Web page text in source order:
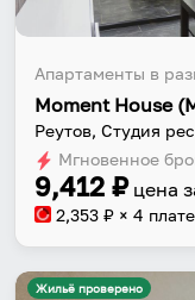
Апартаменты в
Мгновенное
9,412 ₽ цена
2,353 ₽ × 4
Жильё проверено